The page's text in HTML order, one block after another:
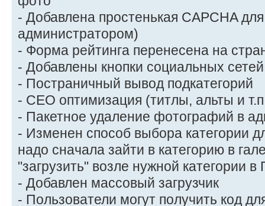
- Добавлена простенькая CAPCHA
администратором)
- Форма рейтинга перенесена на
- Добавлены кнопки социальных сетей
- Постраничный вывод подкатегорий
- СЕО оптимизация (титлы, альты и
- Пакетное удаление фотографий в
- Изменен способ выбора категории
надо сначала зайти в категорию в
"загрузить" возле нужной категории в
- Добавлен массовый загрузчик
- Пользователи могут получить код